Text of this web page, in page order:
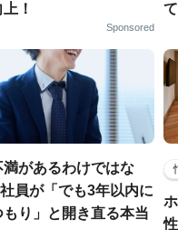
！
Sponsored
満があるわけではな
員が「でも3年以内に
り」と開き直る本当